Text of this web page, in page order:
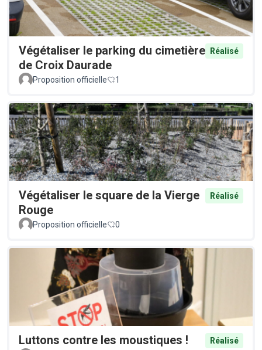
Végétaliser le parking du cimetière
de Croix Daurade
Réalisé
Proposition officielle 1
Végétaliser le square de la Vierge
Rouge
Réalisé
Proposition officielle 0
Luttons contre les moustiques !
Réalisé